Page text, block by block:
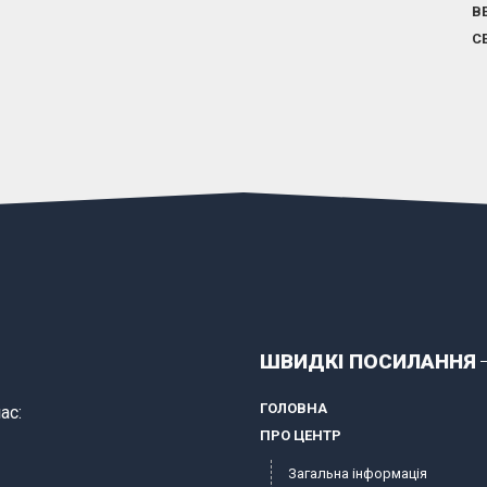
ШВИДКІ ПОСИЛАННЯ
ГОЛОВНА
ПРО ЦЕНТР
Загальна інформація